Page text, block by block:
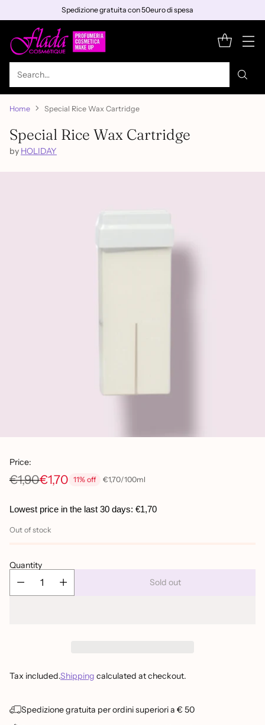
Spedizione gratuita con 50euro di spesa
Search…
Home Special Rice Wax Cartridge
Special Rice Wax Cartridge
by HOLIDAY
Price:
Regular
price
€1,90€1,70 11% off
Unit
€1,70/
per 100ml
Lowest price in the last 30 days: €1,70
Out of stock
Quantity
Sold out
Tax included.Shipping calculated at checkout.
Spedizione gratuita per ordini superiori a € 50